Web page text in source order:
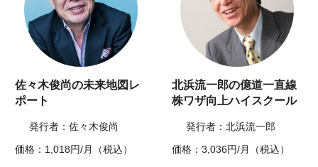
佐々木俊尚の未来地図レ
ポート
発行者：佐々木俊尚
価格：1,018円/月（税込）
北浜流一郎の億道一直線
株ワザ向上ハイスクール
発行者：北浜流一郎
価格：3,036円/月（税込）